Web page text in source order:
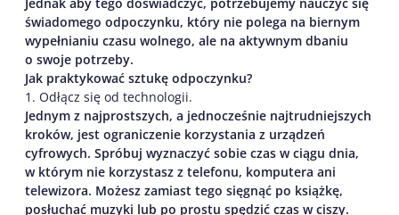
świadomego odpoczynku, który nie polega na biernym
wypełnianiu czasu wolnego, ale na aktywnym dbaniu
o swoje potrzeby.
Jak praktykować sztukę odpoczynku?
1. Odłącz się od technologii.
Jednym z najprostszych, a jednocześnie najtrudniejszych
kroków, jest ograniczenie korzystania z urządzeń
cyfrowych. Spróbuj wyznaczyć sobie czas w ciągu dnia,
w którym nie korzystasz z telefonu, komputera ani
telewizora. Możesz zamiast tego sięgnąć po książkę,
posłuchać muzyki lub po prostu spędzić czas w ciszy.